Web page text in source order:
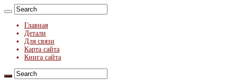
Главная
Детали
Для связи
Карта сайта
Книга сайта